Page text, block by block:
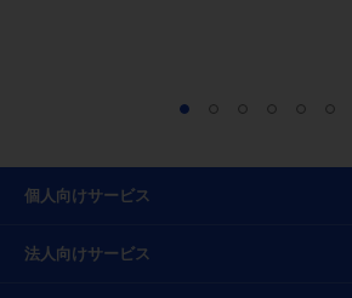
個人向けサービス
法人向けサービス